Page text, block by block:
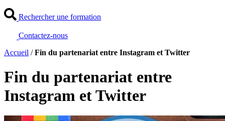
Rechercher une formation
Contactez-nous
Accueil /Fin du partenariat entre Instagram et Twitter
Fin du partenariat entre
Instagram et Twitter